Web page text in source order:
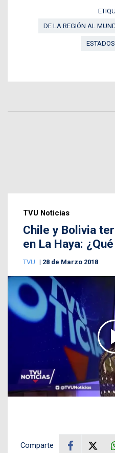
DE LA REGIÓN AL
TVU Noticias
Chile y Bolivia
en La Haya:
TVU 28 de Marzo 2018
Comparte